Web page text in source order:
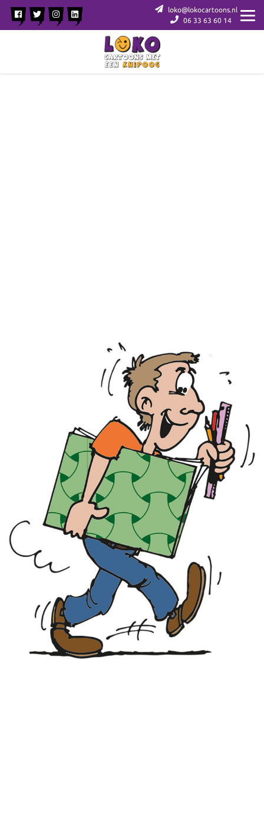
loko@lokocartoons.nl
06 33 63 60 14